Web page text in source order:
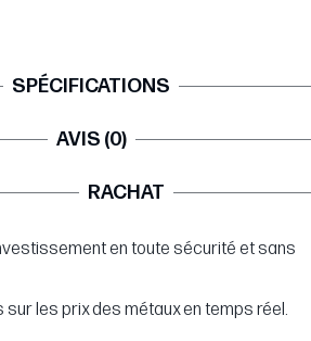
SPÉCIFICATIONS
AVIS (0)
RACHAT
en toute sécurité et sans
les prix des métaux en temps réel.